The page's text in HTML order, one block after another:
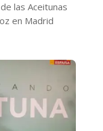
las Aceitunas
en Madrid